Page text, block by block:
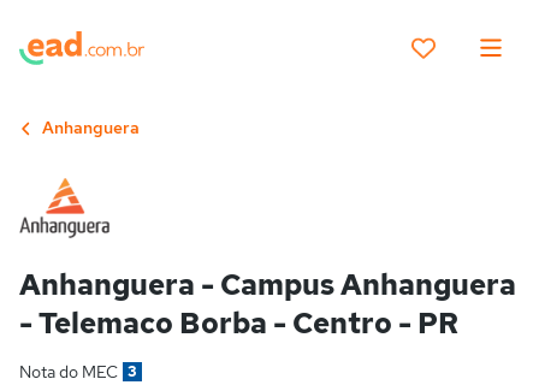
Anhanguera
Anhanguera - Campus Anhanguera
- Telemaco Borba - Centro - PR
Nota do MEC 3